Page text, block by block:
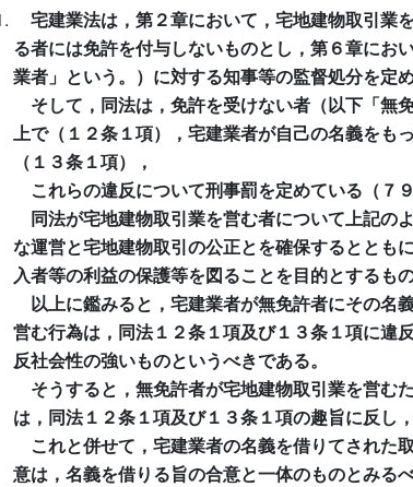
宅建業法は，第２章において，宅地建物取引業
る者には免許を付与しないものとし，第６章にお
業者」という。）に対する知事等の監督処分を定め
そして，同法は，免許を受けない者（以下「無
上で（１２条１項），宅建業者が自己の名義をも
（１３条１項），
これらの違反について刑事罰を定めている（７
同法が宅地建物取引業を営む者について上記の
な運営と宅地建物取引の公正とを確保するととも
入者等の利益の保護等を図ることを目的とするも
以上に鑑みると，宅建業者が無免許者にその名
営む行為は，同法１２条１項及び１３条１項に違
反社会性の強いものというべきである。
そうすると，無免許者が宅地建物取引業を営む
は，同法１２条１項及び１３条１項の趣旨に反し
これと併せて，宅建業者の名義を借りてされた
意は，名義を借りる旨の合意と一体のものとみるべ